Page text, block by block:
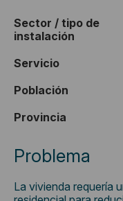
Sector / tipo de
instalación
Servicio
Población
Provincia
Problema
La vivienda requería